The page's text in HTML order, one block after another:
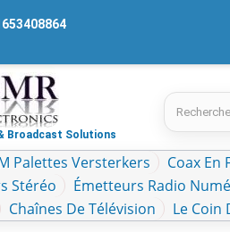
Broadcast Solutions
Palettes Versterkers Coax En
Stéréo Émetteurs Radio
Chaînes De Télévision Le Coin